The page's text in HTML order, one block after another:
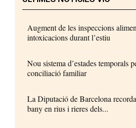
Augment de les inspeccions
intoxicacions durant l’estiu
Nou sistema d’estades temporals
conciliació familiar
La Diputació de Barcelona
bany en rius i rieres dels...